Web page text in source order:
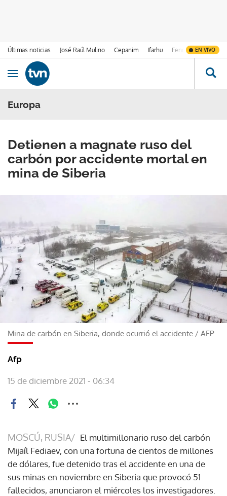
Últimas noticias José Raúl Mulino Cepanim Ifarhu Fenómeno de El
EN VIVO
Ir al contenido
Obrir navegació
Europa
Detienen a magnate ruso del
carbón por accidente mortal en
mina de Siberia
Mina de carbón en Siberia, donde ocurrió el accidente / AFP
Afp
15 de diciembre 2021 - 06:34
MOSCÚ, RUSIA/ El multimillonario ruso del carbón
Mijaíl Fediaev, con una fortuna de cientos de millones
de dólares, fue detenido tras el accidente en una de
sus minas en noviembre en Siberia que provocó 51
fallecidos, anunciaron el miércoles los investigadores.